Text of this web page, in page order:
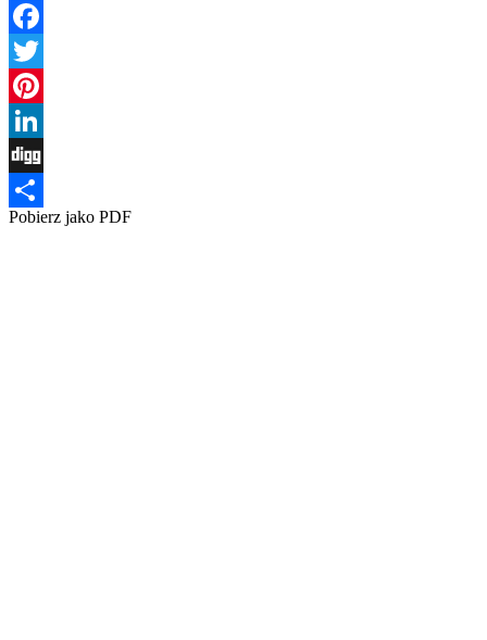
Facebook
Twitter
Pinterest
LinkedIn
Digg
Share
Pobierz jako PDF